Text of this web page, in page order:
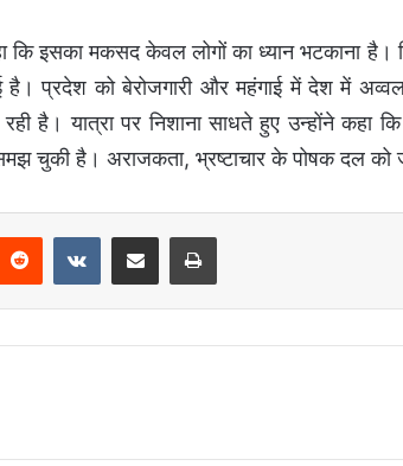
कि इसका मकसद केवल लोगों का ध्यान भटकाना
प्रदेश को बेरोजगारी और महंगाई में देश में
है। यात्रा पर निशाना साधते हुए उन्होंने कहा
चुकी है। अराजकता, भ्रष्टाचार के पोषक दल को